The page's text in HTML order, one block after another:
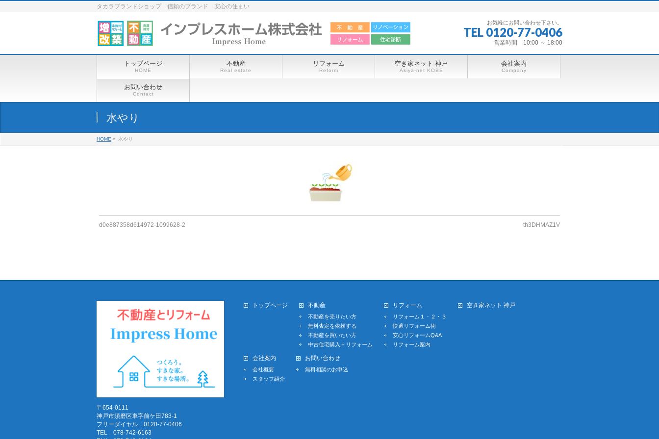
タカラブランドショップ 信頼のブランド 安心の住まい
お気軽にお問い合わせ下さい。
TEL 0120-77-0406
営業時間 10:00 ～ 18:00
トップページ
HOME
不動産
Real estate
リフォーム
Reform
空き家ネット 神戸
Akiya-net KOBE
会社案内
Company
お問い合わせ
Contact
水やり
HOME » 水やり
d0e887358d614972-1099628-2 th3DHMAZ1V
〒654-0111
神戸市須磨区車字前ケ田783-1
フリーダイヤル 0120-77-0406
TEL 078-742-6163
トップページ 不動産
不動産を売りたい方
無料査定を依頼する
不動産を買いたい方
中古住宅購入＋リフォーム
リフォーム
リフォーム１・２・３
快適リフォーム術
安心リフォームQ&A
リフォーム案内
空き家ネット 神戸
会社案内
会社概要
スタッフ紹介
お問い合わせ
無料相談のお申込